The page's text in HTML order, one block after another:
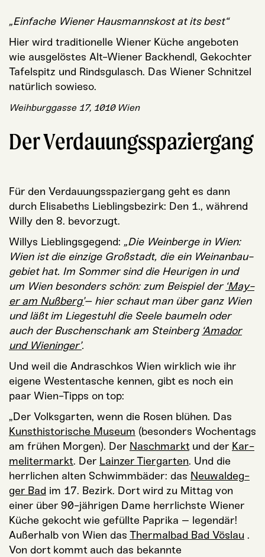
„Ein­fa­che Wie­ner Haus­manns­kost at its best“
Hier wird tra­di­tio­nel­le Wie­ner Küche ange­bo­ten
wie aus­ge­lös­tes Alt-Wie­ner Back­hendl, Gekoch­ter
Tafel­spitz und Rinds­gu­lasch. Das Wie­ner Schnit­zel
natür­lich sowieso.
Weih­burg­gas­se 17, 1010 Wien
Der Verdauungsspaziergang
Für den Ver­dau­ungs­spa­zier­gang geht es dann
durch Eli­sa­beths Lieb­lings­be­zirk: Den 1., wäh­rend
Wil­ly den 8. bevorzugt.
Wil­lys Lieb­lings­ge­gend: „Die Wein­ber­ge in Wien:
Wien ist die ein­zi­ge Groß­stadt, die ein Wein­an­bau­
ge­biet hat. Im Som­mer sind die Heu­ri­gen in und
um Wien beson­ders schön: zum Bei­spiel der ‘May­
er am Nuß­berg’– hier schaut man über ganz Wien
und läßt im Lie­ge­stuhl die See­le bau­meln oder
auch der Buschen­schank am Stein­berg ‘Ama­dor
und Wien­in­ger’.
Und weil die Andrasch­kos Wien wirk­lich wie ihr
eige­ne Wes­ten­ta­sche ken­nen, gibt es noch ein
paar Wien-Tipps on top:
„Der Volks­gar­ten, wenn die Rosen blü­hen. Das
Kunst­his­to­ri­sche Muse­um (beson­ders Wochen­tags
am frü­hen Mor­gen). Der Nasch­marktund der Kar­
me­li­ter­markt. Der Lain­zer Tier­gar­ten. Und die
herr­li­chen alten Schwimm­bä­der: das Neu­wal­deg­
ger Bad im 17. Bezirk. Dort wird zu Mit­tag von
einer über 90-jäh­ri­gen Dame herr­lichs­te Wie­ner
Küche gekocht wie gefüll­te Papri­ka – legen­där!
Außer­halb von Wien das Ther­mal­bad Bad Vös­lau .
Von dort kommt auch das bekann­te